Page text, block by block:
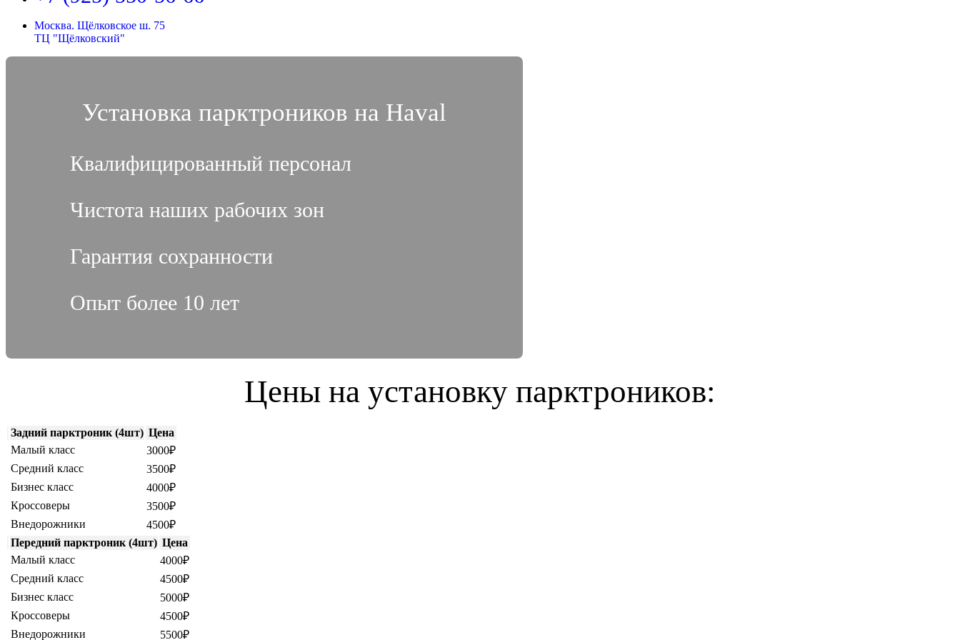
Москва. Щёлковское ш. 75
ТЦ "Щёлковский"
Установка парктроников на Haval
Квалифицированный персонал
Чистота наших рабочих зон
Гарантия сохранности
Опыт более 10 лет
Цены на установку парктроников:
Задний парктроник (4шт) Цена
Малый класс
3000₽
Средний класс
3500₽
Бизнес класс
4000₽
Кроссоверы
3500₽
Внедорожники
4500₽
Передний парктроник (4шт) Цена
Малый класс
4000₽
Средний класс
4500₽
Бизнес класс
5000₽
Кроссоверы
4500₽
Внедорожники
5500₽